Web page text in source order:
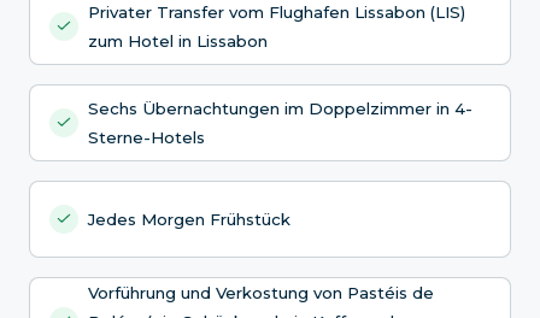
Privater Transfer vom Flughafen Lissabon (LIS)
zum Hotel in Lissabon
Sechs Übernachtungen im Doppelzimmer in 4-
Sterne-Hotels
Jedes Morgen Frühstück
Vorführung und Verkostung von Pastéis de